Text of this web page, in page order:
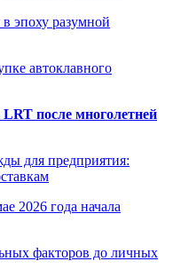
в эпоху разумной
автоклавного
после многолетней
для предприятия:
2026 года начала
факторов до личных